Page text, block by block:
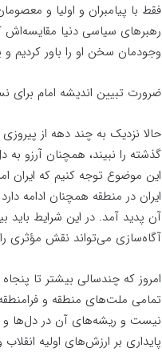
فقط با پیامبران و اولیا و
رهبرهای سیاسی دنیا مقایسه‌اش
وجودمان سخن او را باور کردیم
ضرورت تبیین اندیشه امام برای
حالا نزدیک به چند دهه از
گذشته را نبیند، همچنان آرزو
این موضوع توجه کنیم که ایران
ایران در منطقه همچنان ادامه
آن پدید آمد. در این شرایط
آگاه‌سازی می‌تواند نقش مؤثری را
امروز که چندسالی بیشتر تا
تمامی ملت‌های منطقه و
نیست و ریشه‌های آن در دل‌ها و
پایداری بر ارزش‌های اولیه